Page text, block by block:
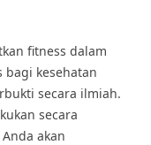
fitness dalam
kesehatan
secara ilmiah.
secara
akan